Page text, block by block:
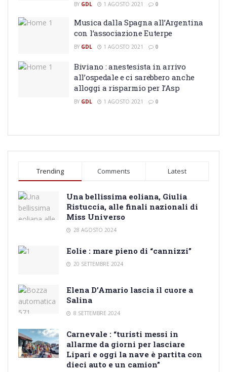
BY GDL 1 AGOSTO 2021 0
Musica dalla Spagna all’Argentina
con l’associazione Euterpe
BY GDL 1 AGOSTO 2021 0
Biviano : anestesista in arrivo
all’ospedale e ci sarebbero anche
alloggi a risparmio per l’Asp
BY GDL 1 AGOSTO 2021 0
Trending Comments Latest
Una bellissima eoliana, Giulia
Ristuccia, alle finali nazionali di
Miss Universo
28 AGOSTO 2024
Eolie : mare pieno di “cannizzi”
20 SETTEMBRE 2024
Elena D’Amario lascia il cuore a
Salina
8 SETTEMBRE 2024
Carnevale : “turisti messi in
allarme da giorni per lasciare
Lipari e oggi la nave è partita con
dieci auto e un camion”